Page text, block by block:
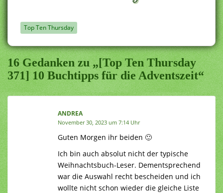
Top Ten Thursday
16 Gedanken zu „[Top Ten Thursday
371] 10 Buchtipps für die Adventszeit“
ANDREA
November 30, 2023 um 7:14 Uhr
Guten Morgen ihr beiden 🙂
Ich bin auch absolut nicht der typische
Weihnachtsbuch-Leser. Dementsprechend
war die Auswahl recht bescheiden und ich
wollte nicht schon wieder die gleiche Liste